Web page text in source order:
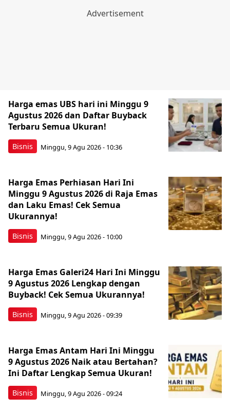
Bisnis
Harga emas UBS hari ini Minggu 9
Agustus 2026 dan Daftar Buyback
Terbaru Semua Ukuran!
Minggu, 9 Agu 2026 - 10:36
Bisnis
Harga Emas Perhiasan Hari Ini
Minggu 9 Agustus 2026 di Raja Emas
dan Laku Emas! Cek Semua
Ukurannya!
Minggu, 9 Agu 2026 - 10:00
Bisnis
Harga Emas Galeri24 Hari Ini Minggu
9 Agustus 2026 Lengkap dengan
Buyback! Cek Semua Ukurannya!
Minggu, 9 Agu 2026 - 09:39
Bisnis
Harga Emas Antam Hari Ini Minggu
9 Agustus 2026 Naik atau Bertahan?
Ini Daftar Lengkap Semua Ukuran!
Minggu, 9 Agu 2026 - 09:24